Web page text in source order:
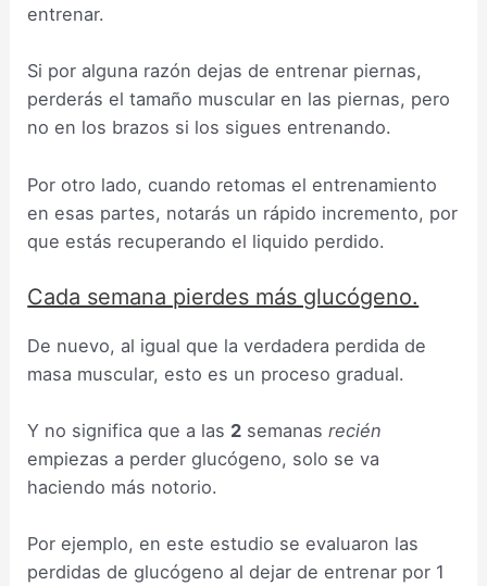
entrenar.
Si por alguna razón dejas de entrenar piernas,
perderás el tamaño muscular en las piernas, pero
no en los brazos si los sigues entrenando.
Por otro lado, cuando retomas el entrenamiento
en esas partes, notarás un rápido incremento, por
que estás recuperando el liquido perdido.
Cada semana pierdes más glucógeno.
De nuevo, al igual que la verdadera perdida de
masa muscular, esto es un proceso gradual.
Y no significa que a las 2 semanasrecién
empiezas a perder glucógeno, solo se va
haciendo más notorio.
Por ejemplo, en este estudio se evaluaron las
perdidas de glucógeno al dejar de entrenar por 1